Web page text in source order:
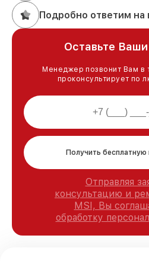
Подробно ответим
Оставьте
Менеджер позвонит Вам в
проконсультирует по
Получить бесплатную
Отправляя
консультацию и
MSI, Вы
обработку